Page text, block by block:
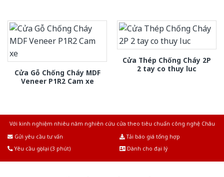
Cửa Gỗ Chống Cháy MDF
Veneer P1R2 Cam xe
Cửa Thép Chống Cháy 2P
2 tay co thuy luc
Với kinh nghiệm nhiêu năm nghiên cứu cửa theo tiêu chuẩn công nghệ Châu
Gửi yêu cầu tư vấn
Tải báo giá tổng hợp
Yêu cầu gọi lại (3 phút)
Dành cho đại lý